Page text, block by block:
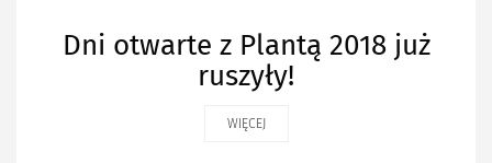
Dni otwarte z Plantą 2018 już
ruszyły!
WIĘCEJ